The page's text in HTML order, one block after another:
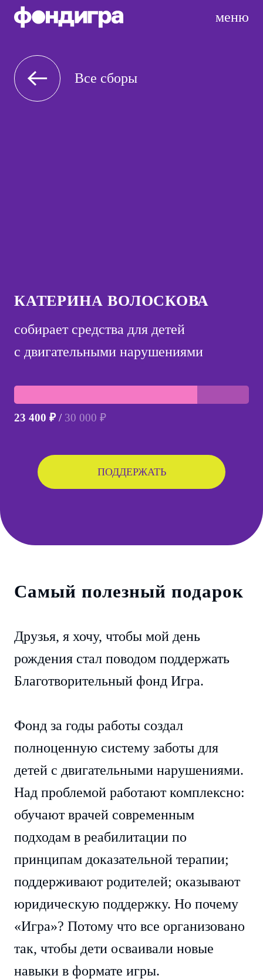
меню
Все сборы
КАТЕРИНА ВОЛОСКОВА
собирает средства для детей
с двигательными нарушениями
23 400 ₽/ 30 000 ₽
ПОДДЕРЖАТЬ
Самый полезный подарок
Друзья, я хочу, чтобы мой день
рождения стал поводом поддержать
Благотворительный фонд Игра.
Фонд за годы работы создал
полноценную систему заботы для
детей с двигательными нарушениями.
Над проблемой работают комплексно:
обучают врачей современным
подходам в реабилитации по
принципам доказательной терапии;
поддерживают родителей; оказывают
юридическую поддержку. Но почему
«Игра»? Потому что все организовано
так, чтобы дети осваивали новые
навыки в формате игры.